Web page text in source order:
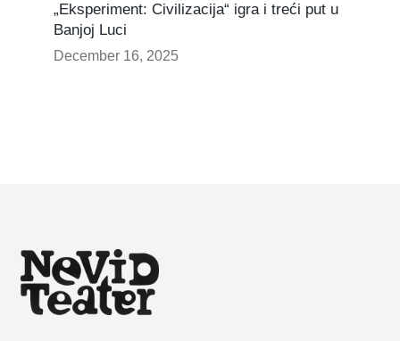
„Eksperiment: Civilizacija“ igra i treći put u
Banjoj Luci
December 16, 2025